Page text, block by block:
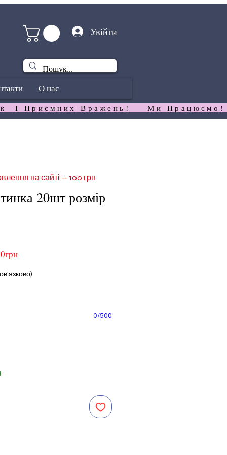
Увійти
О нас
І Приємних Вражень!
20шт розмір
0/500
на сайті — 100 грн